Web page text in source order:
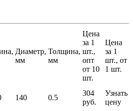
Диаметр,
мм
Толщина,
мм
Цена
за 1
шт.,
опт
от 10
шт.
Цена
за 1
шт., от
1 шт.
140 0.5
304
руб.
Узнать
цену